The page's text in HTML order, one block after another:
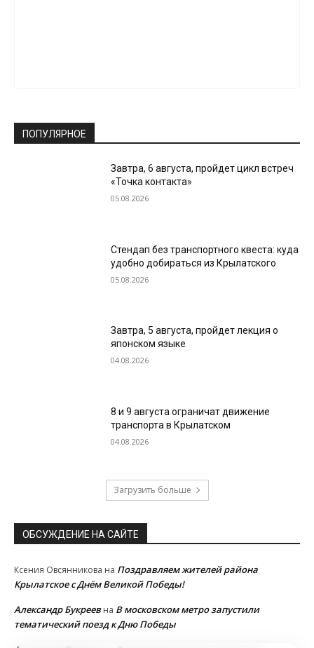
ПОПУЛЯРНОЕ
Завтра, 6 августа, пройдет цикл встреч
«Точка контакта»
05.08.2026
Стендап без транспортного квеста: куда
удобно добираться из Крылатского
05.08.2026
Завтра, 5 августа, пройдет лекция о
японском языке
04.08.2026
8 и 9 августа ограничат движение
транспорта в Крылатском
04.08.2026
Загрузить больше
ОБСУЖДЕНИЕ НА САЙТЕ
Ксения Овсянникова на Поздравляем жителей района
Крылатское с Днём Великой Победы!
Александр Букреевна В московском метро запустили
тематический поезд к Дню Победы